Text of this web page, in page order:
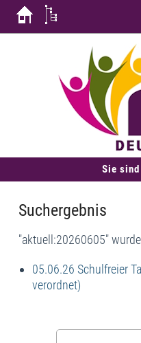
Sie
Suchergebnis
"aktuell:20260605"
05.06.26 Schulfreier
verordnet)